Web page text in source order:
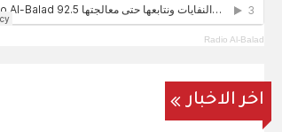
Radio Al-Balad
اخر الاخبار